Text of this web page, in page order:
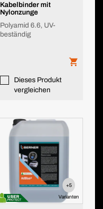
Kabelbinder mit
Nylonzunge
Polyamid 6.6, UV-
beständig
Dieses Produkt
vergleichen
+5
Varianten